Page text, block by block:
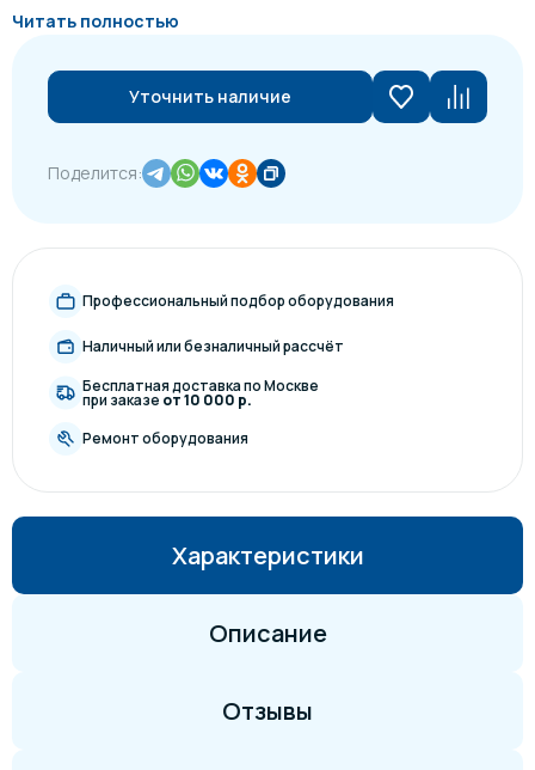
Читать полностью
Уточнить наличие
Поделится:
Профессиональный подбор оборудования
Наличный или безналичный рассчёт
Бесплатная доставка по Москве
при заказе от 10 000 р.
Ремонт оборудования
Характеристики
Описание
Отзывы